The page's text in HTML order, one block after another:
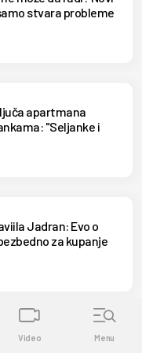
stvara probleme
apartmana
"Seljanke i
Jadran: Evo o
za kupanje
aerodromu: Požar
Video Menu